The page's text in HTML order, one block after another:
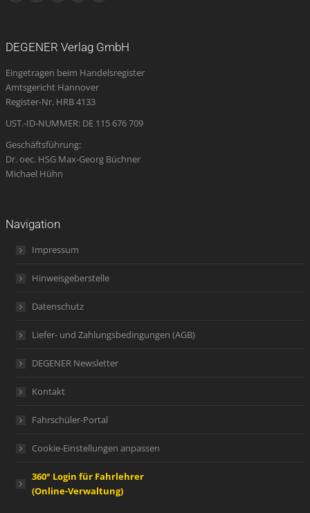
new
window
new
window
new
window
opens
in
new
new
DEGENER Verlag GmbH
Eingetragen beim Handelsregister
Amtsgericht Hannover
Register-Nr. HRB 4133
UST.-ID-NUMMER: DE 115 676 709
Geschäftsführung:
Dr. oec. HSG Max-Georg Büchner
Michael Hühn
Navigation
Impressum
Hinweisgeberstelle
Datenschutz
Liefer- und Zahlungsbedingungen (AGB)
DEGENER Newsletter
Kontakt
Fahrschüler-Portal
Cookie-Einstellungen anpassen
360° Login für Fahrlehrer
(Online-Verwaltung)